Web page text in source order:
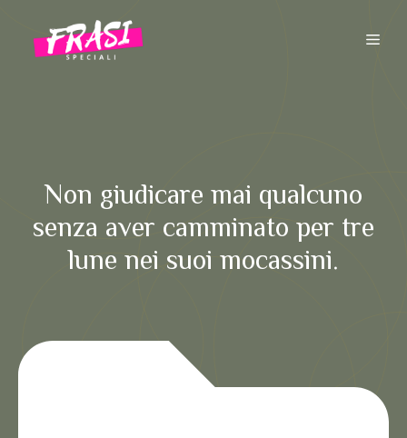
contenuto
Non giudicare mai qualcuno
senza aver camminato per tre
lune nei suoi mocassini.